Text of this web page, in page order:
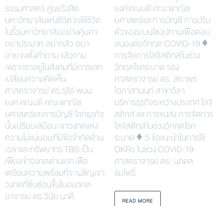
ธรรมศาสตร์ ศูนย์รังสิต
มหาวิทยาลัยแห่งชีวิต จงใช้ชีวิต
ในรั้วมหาวิทยาลัยอย่างคุ้มค่า
อย่าประมาท อย่ากลัว อย่า
อาย จงตั้งคำถาม แล้วถาม
เพราะเราอยู่ในสังคมที่มีการแลก
เปลี่ยนความคิดเห็น
ศาสตราจารย์ ดร.รุธิร์ พนม
ยงค์ คณบดี คณะพาณิช
ยศาสตร์และการบัญชี โลกธุรกิจ
นั้นเปรียบเสมือน เขาวงกตแห่ง
ความไม่แน่นอน ที่มีข้อจำกัดด้าน
เวลาและทรัพยากร TBS เป็น
เพียงเข้าวงกตด่านแรก เพื่อ
เตรียมความพร้อมที่จะเผชิญเขา
วงกตที่ซับซ้อนขึ้นในอนาคต
อาจารย์ ดร.วินัย นาดี
ยงค์ คณบดี คณะพาณิช
ยศาสตร์และการบัญชี การปรับ
ตัวของระบบโซ่อุปทานเพื่อตอบ
สนองต่อวิกฤต COVID-19 ♦
การจัดการโลจิสติกส์ในช่วง
วิกฤตโรคระบาด รอง
ศาสตราจารย์ ดร. สถาพร
โอภาสานนท์ สาขาวิชา
บริหารธุรกิจระหว่างประเทศ โลจิ
สติกส์ และการขนส่ง การจัดการ
โลจิสติกส์ในช่วงวิกฤตโรค
ระบาด ♦ 5 ข้อแนะนำในการใช้
OKRs ในช่วง COVID-19
ศาสตราจารย์ ดร. นภดล
ร่มโพธิ์
READ MORE